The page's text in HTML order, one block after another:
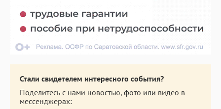
Стали свидетелем интересного события?
Поделитесь с нами новостью, фото или видео в
мессенджерах: